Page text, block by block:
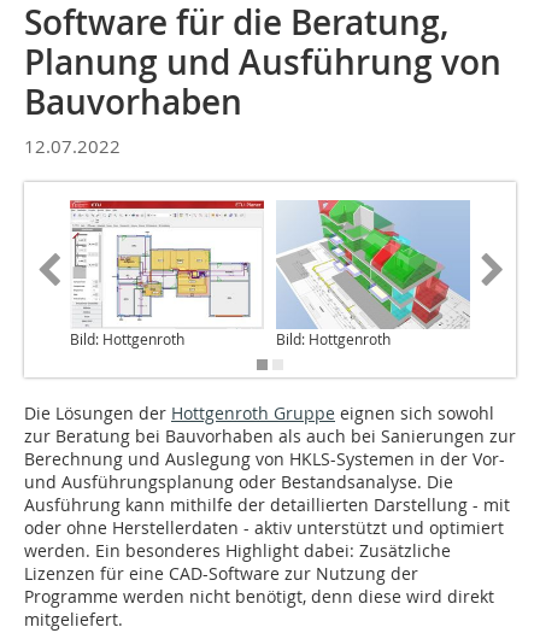
Software für die Beratung,
Planung und Ausführung von
Bauvorhaben
12.07.2022
Bild: Hottgenroth Bild: Hottgenroth
Die Lösungen der Hottgenroth Gruppe eignen sich sowohl
zur Beratung bei Bauvorhaben als auch bei Sanierungen zur
Berechnung und Auslegung von HKLS-Systemen in der Vor-
und Ausführungsplanung oder Bestandsanalyse. Die
Ausführung kann mithilfe der detaillierten Darstellung - mit
oder ohne Herstellerdaten - aktiv unterstützt und optimiert
werden. Ein besonderes Highlight dabei: Zusätzliche
Lizenzen für eine CAD-Software zur Nutzung der
Programme werden nicht benötigt, denn diese wird direkt
mitgeliefert.